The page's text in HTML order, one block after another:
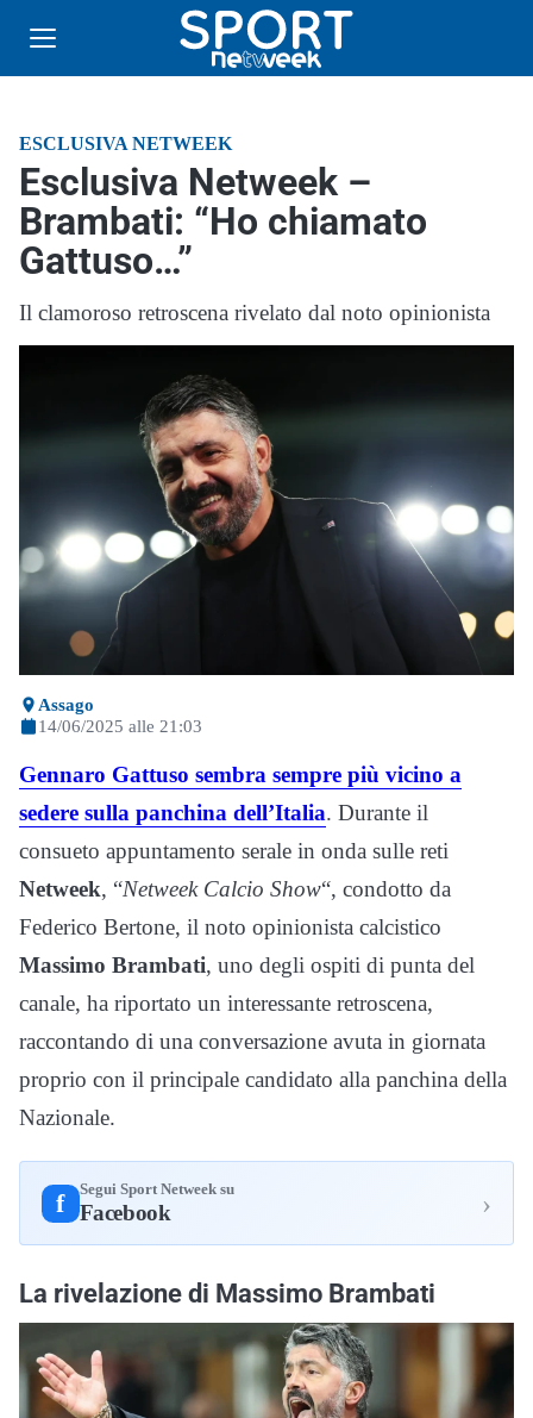
ESCLUSIVA NETWEEK
Esclusiva Netweek –
Brambati: “Ho chiamato
Gattuso…”
Il clamoroso retroscena rivelato dal noto opinionista
Assago
14/06/2025 alle 21:03
Gennaro Gattuso sembra sempre più vicino a
sedere sulla panchina dell’Italia. Durante il
consueto appuntamento serale in onda sulle reti
Netweek, “Netweek Calcio Show“, condotto da
Federico Bertone, il noto opinionista calcistico
Massimo Brambati, uno degli ospiti di punta del
canale, ha riportato un interessante retroscena,
raccontando di una conversazione avuta in giornata
proprio con il principale candidato alla panchina della
Nazionale.
f Segui Sport Netweek su
Facebook ›
La rivelazione di Massimo Brambati